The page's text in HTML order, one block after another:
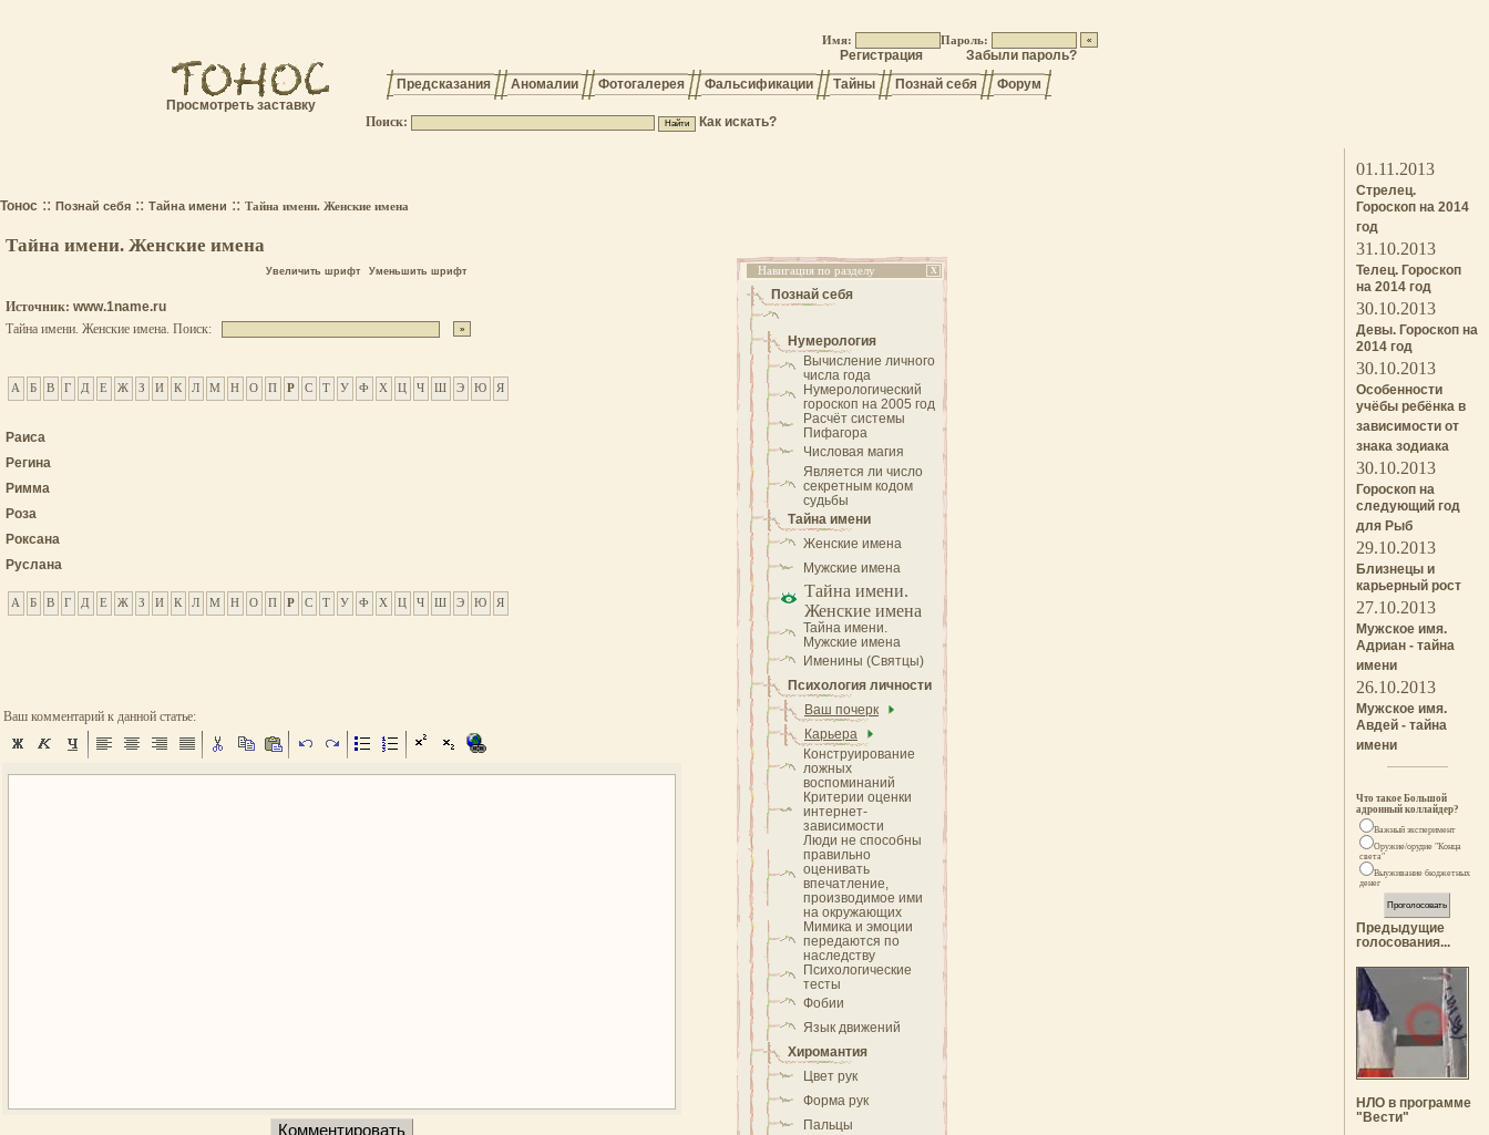
Имя: Пароль:
Регистрация
Забыли пароль?
Предсказания
Аномалии Фотогалерея Фальсификации Тайны Познай себя Форум
Поиск: Как искать?
Тонос :: Познай себя :: Тайна имени :: Тайна имени. Женские имена
Тайна имени. Женские имена
Увеличить шрифт Уменьшить шрифт
Источник: www.1name.ru
Тайна имени. Женские имена. Поиск:
А Б В Г Д Е Ж З И К Л М Н О П Р С Т У Ф Х Ц Ч Ш Э Ю Я
Раиса
Регина
Римма
Роза
Роксана
Руслана
А Б В Г Д Е Ж З И К Л М Н О П Р С Т У Ф Х Ц Ч Ш Э Ю Я
Ваш комментарий к данной статье:
Навигация по разделу X
Познай себя
Нумерология
Вычисление личного
числа года
Нумерологический
гороскоп на 2005 год
Расчёт системы
Пифагора
Числовая магия
Является ли число
секретным кодом
судьбы
Тайна имени
Женские имена
Мужские имена
Тайна имени.
Женские имена
Тайна имени.
Мужские имена
Именины (Святцы)
Психология личности
Ваш почерк
Карьера
Конструирование
ложных
воспоминаний
Критерии оценки
интернет-
зависимости
Люди не способны
правильно
оценивать
впечатление,
производимое ими
на окружающих
Мимика и эмоции
передаются по
наследству
Психологические
тесты
Фобии
Язык движений
Хиромантия
Цвет рук
Форма рук
Пальцы
01.11.2013
Стрелец.
Гороскоп на 2014
год
31.10.2013
Телец. Гороскоп
на 2014 год
30.10.2013
Девы. Гороскоп на
2014 год
30.10.2013
Особенности
учёбы ребёнка в
зависимости от
знака зодиака
30.10.2013
Гороскоп на
следующий год
для Рыб
29.10.2013
Близнецы и
карьерный рост
27.10.2013
Мужское имя.
Адриан - тайна
имени
26.10.2013
Мужское имя.
Авдей - тайна
имени
Что такое Большой
адронный коллайдер?
Важный эксперимент
Оружие/орудие "Конца
света"
Выуживание бюджетных
денег
Предыдущие
голосования...
НЛО в программе
"Вести"
Просмотреть заставку